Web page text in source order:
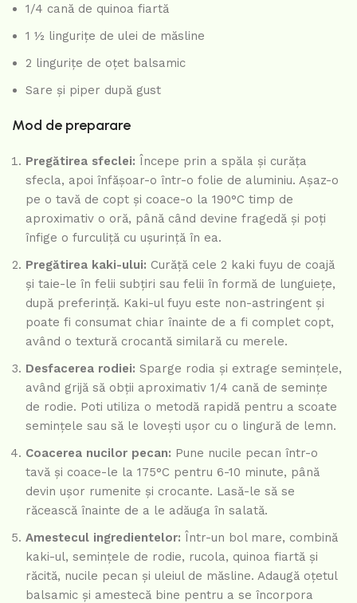
1/4 cană de quinoa fiartă
1 ½ lingurițe de ulei de măsline
2 lingurițe de oțet balsamic
Sare și piper după gust
Mod de preparare
Pregătirea sfeclei: Începe prin a spăla și curăța
sfecla, apoi înfășoar-o într-o folie de aluminiu. Așaz-o
pe o tavă de copt și coace-o la 190°C timp de
aproximativ o oră, până când devine fragedă și poți
înfige o furculiță cu ușurință în ea.
Pregătirea kaki-ului: Curăță cele 2 kaki fuyu de coajă
și taie-le în felii subțiri sau felii în formă de lunguiețe,
după preferință. Kaki-ul fuyu este non-astringent și
poate fi consumat chiar înainte de a fi complet copt,
având o textură crocantă similară cu merele.
Desfacerea rodiei: Sparge rodia și extrage semințele,
având grijă să obții aproximativ 1/4 cană de semințe
de rodie. Poti utiliza o metodă rapidă pentru a scoate
semințele sau să le lovești ușor cu o lingură de lemn.
Coacerea nucilor pecan: Pune nucile pecan într-o
tavă și coace-le la 175°C pentru 6-10 minute, până
devin ușor rumenite și crocante. Lasă-le să se
răcească înainte de a le adăuga în salată.
Amestecul ingredientelor: Într-un bol mare, combină
kaki-ul, semințele de rodie, rucola, quinoa fiartă și
răcită, nucile pecan și uleiul de măsline. Adaugă oțetul
balsamic și amestecă bine pentru a se încorpora